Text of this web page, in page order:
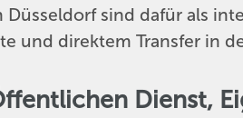
sind dafür als
und direktem Transfer in
Dienst,